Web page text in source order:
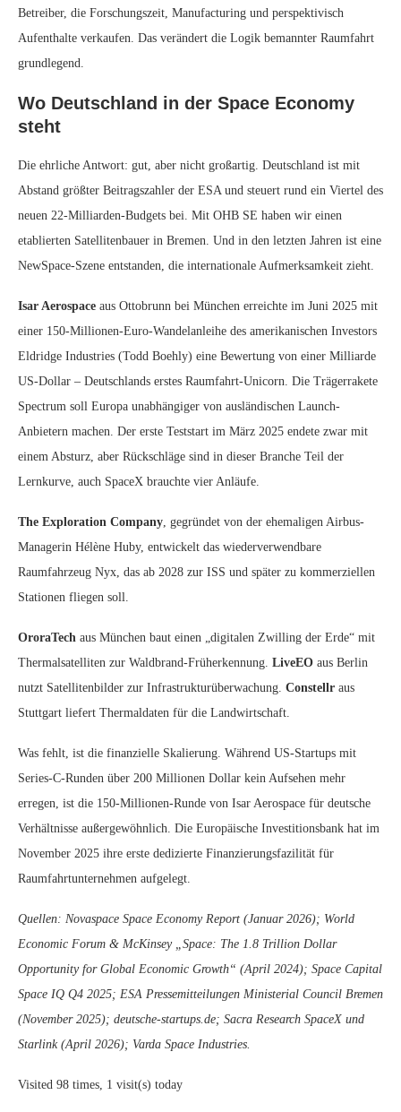
Betreiber, die Forschungszeit, Manufacturing und perspektivisch
Aufenthalte verkaufen. Das verändert die Logik bemannter Raumfahrt
grundlegend.
Wo Deutschland in der Space Economy
steht
Die ehrliche Antwort: gut, aber nicht großartig. Deutschland ist mit
Abstand größter Beitragszahler der ESA und steuert rund ein Viertel des
neuen 22-Milliarden-Budgets bei. Mit OHB SE haben wir einen
etablierten Satellitenbauer in Bremen. Und in den letzten Jahren ist eine
NewSpace-Szene entstanden, die internationale Aufmerksamkeit zieht.
Isar Aerospace aus Ottobrunn bei München erreichte im Juni 2025 mit
einer 150-Millionen-Euro-Wandelanleihe des amerikanischen Investors
Eldridge Industries (Todd Boehly) eine Bewertung von einer Milliarde
US-Dollar – Deutschlands erstes Raumfahrt-Unicorn. Die Trägerrakete
Spectrum soll Europa unabhängiger von ausländischen Launch-
Anbietern machen. Der erste Teststart im März 2025 endete zwar mit
einem Absturz, aber Rückschläge sind in dieser Branche Teil der
Lernkurve, auch SpaceX brauchte vier Anläufe.
The Exploration Company, gegründet von der ehemaligen Airbus-
Managerin Hélène Huby, entwickelt das wiederverwendbare
Raumfahrzeug Nyx, das ab 2028 zur ISS und später zu kommerziellen
Stationen fliegen soll.
OroraTech aus München baut einen „digitalen Zwilling der Erde“ mit
Thermalsatelliten zur Waldbrand-Früherkennung. LiveEO aus Berlin
nutzt Satellitenbilder zur Infrastrukturüberwachung. Constellr aus
Stuttgart liefert Thermaldaten für die Landwirtschaft.
Was fehlt, ist die finanzielle Skalierung. Während US-Startups mit
Series-C-Runden über 200 Millionen Dollar kein Aufsehen mehr
erregen, ist die 150-Millionen-Runde von Isar Aerospace für deutsche
Verhältnisse außergewöhnlich. Die Europäische Investitionsbank hat im
November 2025 ihre erste dedizierte Finanzierungsfazilität für
Raumfahrtunternehmen aufgelegt.
Quellen: Novaspace Space Economy Report (Januar 2026); World
Economic Forum & McKinsey „Space: The 1.8 Trillion Dollar
Opportunity for Global Economic Growth“ (April 2024); Space Capital
Space IQ Q4 2025; ESA Pressemitteilungen Ministerial Council Bremen
(November 2025); deutsche-startups.de; Sacra Research SpaceX und
Starlink (April 2026); Varda Space Industries.
Visited 98 times, 1 visit(s) today